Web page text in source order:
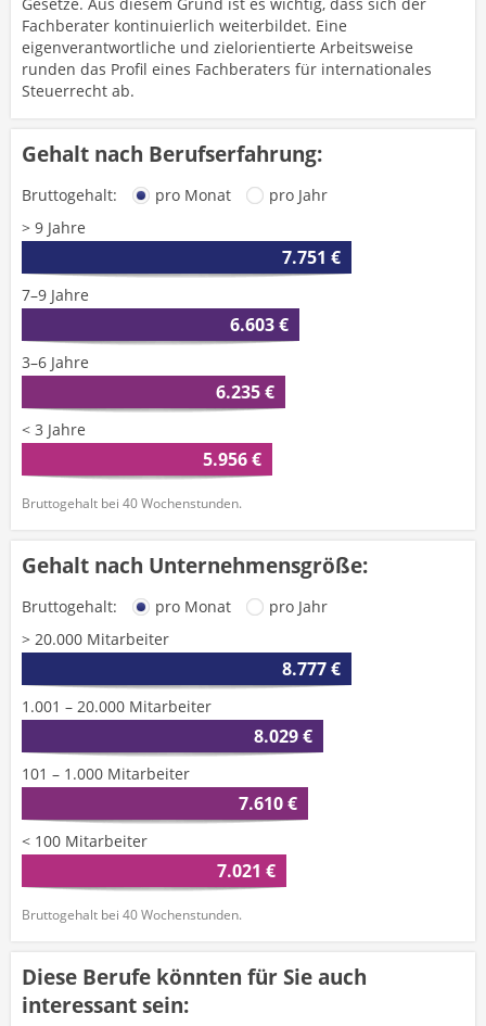
Fachberater kontinuierlich weiterbildet. Eine
eigenverantwortliche und zielorientierte Arbeitsweise
runden das Profil eines Fachberaters für internationales
Steuerrecht ab.
Gehalt nach Berufserfahrung:
Bruttogehalt: pro Monat
pro Jahr
> 9 Jahre
7.751 €
7–9 Jahre
6.603 €
3–6 Jahre
6.235 €
< 3 Jahre
5.956 €
Bruttogehalt bei 40 Wochenstunden.
Gehalt nach Unternehmensgröße:
Bruttogehalt: pro Monat
pro Jahr
> 20.000 Mitarbeiter
8.777 €
1.001 – 20.000 Mitarbeiter
8.029 €
101 – 1.000 Mitarbeiter
7.610 €
< 100 Mitarbeiter
7.021 €
Bruttogehalt bei 40 Wochenstunden.
Diese Berufe könnten für Sie auch
interessant sein: